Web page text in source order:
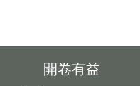
開卷有益